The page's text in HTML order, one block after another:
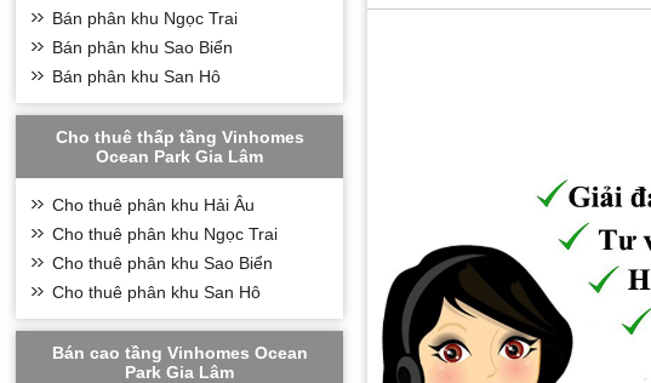
Bán phân khu Ngọc Trai
Bán phân khu Sao Biển
Bán phân khu San Hô
Cho thuê thấp tầng Vinhomes
Ocean Park Gia Lâm
Cho thuê phân khu Hải Âu
Cho thuê phân khu Ngọc Trai
Cho thuê phân khu Sao Biển
Cho thuê phân khu San Hô
Bán cao tầng Vinhomes Ocean
Park Gia Lâm